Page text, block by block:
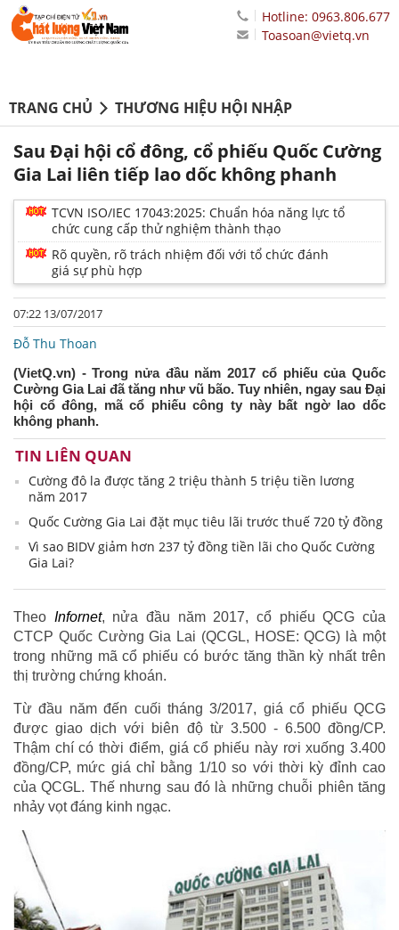
Hotline: 0963.806.677
Toasoan@vietq.vn
TRANG CHỦ THƯƠNG HIỆU HỘI NHẬP
Sau Đại hội cổ đông, cổ phiếu Quốc Cường
Gia Lai liên tiếp lao dốc không phanh
TCVN ISO/IEC 17043:2025: Chuẩn hóa năng lực tổ
chức cung cấp thử nghiệm thành thạo
Rõ quyền, rõ trách nhiệm đối với tổ chức đánh
giá sự phù hợp
07:22 13/07/2017
Đỗ Thu Thoan
(VietQ.vn) - Trong nửa đầu năm 2017 cổ phiếu của Quốc
Cường Gia Lai đã tăng như vũ bão. Tuy nhiên, ngay sau Đại
hội cổ đông, mã cổ phiếu công ty này bất ngờ lao dốc
không phanh.
TIN LIÊN QUAN
Cường đô la được tăng 2 triệu thành 5 triệu tiền lương
năm 2017
Quốc Cường Gia Lai đặt mục tiêu lãi trước thuế 720 tỷ đồng
Vì sao BIDV giảm hơn 237 tỷ đồng tiền lãi cho Quốc Cường
Gia Lai?
Theo Infornet, nửa đầu năm 2017, cổ phiếu QCG của
CTCP Quốc Cường Gia Lai (QCGL, HOSE: QCG) là một
trong những mã cổ phiếu có bước tăng thần kỳ nhất trên
thị trường chứng khoán.
Từ đầu năm đến cuối tháng 3/2017, giá cổ phiếu QCG
được giao dịch với biên độ từ 3.500 - 6.500 đồng/CP.
Thậm chí có thời điểm, giá cổ phiếu này rơi xuống 3.400
đồng/CP, mức giá chỉ bằng 1/10 so với thời kỳ đỉnh cao
của QCGL. Thế nhưng sau đó là những chuỗi phiên tăng
nhảy vọt đáng kinh ngạc.